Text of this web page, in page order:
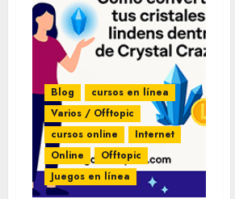
Blog
cursos en línea
Varios / Offtopic
cursos online
Internet
Online
Offtopic
Juegos en línea